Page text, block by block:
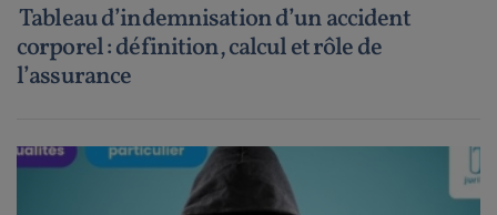
Tableau d’indemnisation d’un accident
corporel : définition, calcul et rôle de
l’assurance